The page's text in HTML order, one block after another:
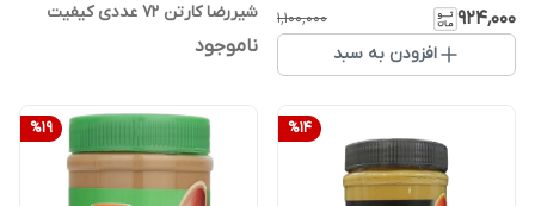
۹۲۴٬۰۰۰ ۱٬۱۰۰٬۰۰۰
افزودن به سبد
شیررضا کارتن 72 عددی کیفیت
عالی
ناموجود
%14
%19